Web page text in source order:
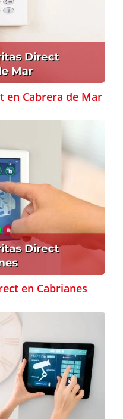
en Cabrera de Mar
en Cabrianes